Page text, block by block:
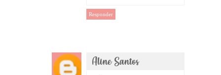
Responder
Aline Santos